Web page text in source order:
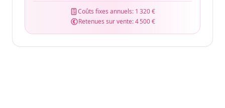
Coûts fixes annuels: 1 320 €
Retenues sur vente:4 500 €